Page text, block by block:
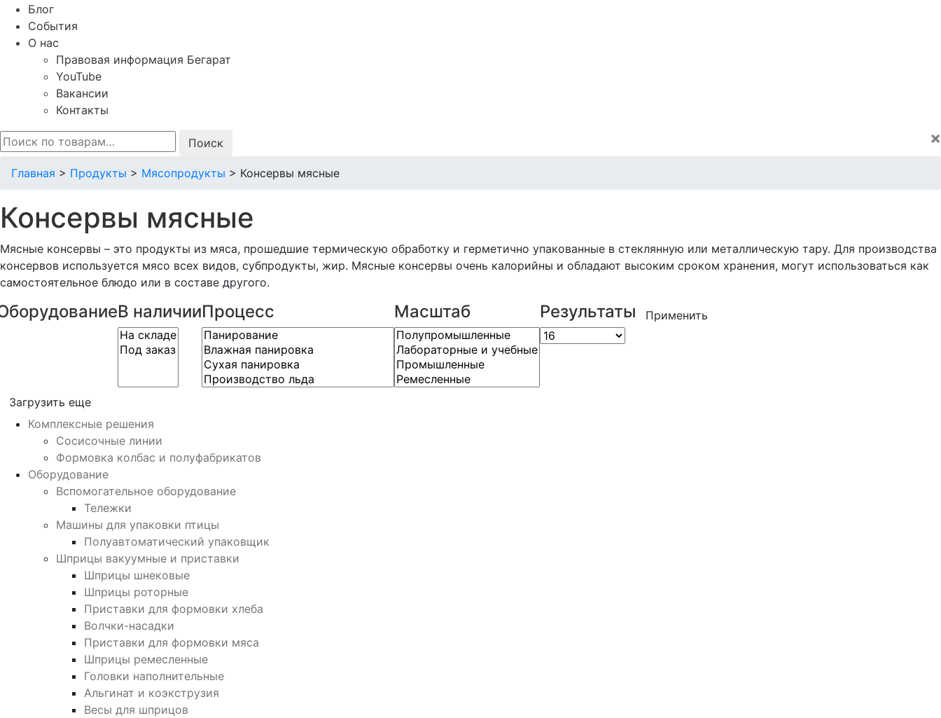
Блог
События
О нас
Правовая информация Бегарат
YouTube
Вакансии
Контакты
Искать:
×
Главная > Продукты > Мясопродукты > Консервы мясные
Консервы мясные
Мясные консервы – это продукты из мяса, прошедшие термическую обработку и герметично упакованные в стеклянную или металлическую тару. Для производства
консервов используется мясо всех видов, субпродукты, жир. Мясные консервы очень калорийны и обладают высоким сроком хранения, могут использоваться как
самостоятельное блюдо или в составе другого.
В наличииПроцесс Масштаб Результаты Применить
Загрузить еще
Комплексные решения
Сосисочные линии
Формовка колбас и полуфабрикатов
Оборудование
Вспомогательное оборудование
Тележки
Машины для упаковки птицы
Полуавтоматический упаковщик
Шприцы вакуумные и приставки
Шприцы шнековые
Шприцы роторные
Приставки для формовки хлеба
Волчки-насадки
Приставки для формовки мяса
Шприцы ремесленные
Головки наполнительные
Альгинат и коэкструзия
Весы для шприцов